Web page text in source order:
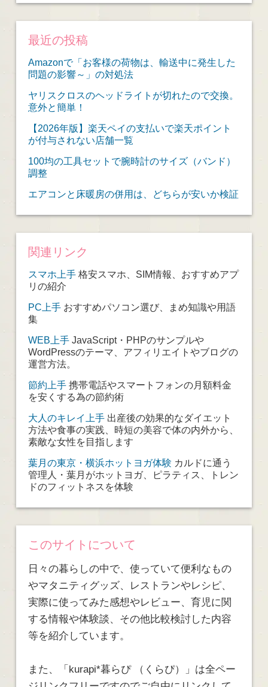
最近の投稿
Amazonで「お客様の荷物は、輸送中に発生した
問題の影響～」の対処法
ヤリスクロスのヘッドライトが切れたので交換。
意外と簡単！
【2026年版】楽天ペイの支払いで楽天ポイント
が付与されない店舗一覧
100均の工具セットで腕時計のサイズ（バンド）
調整
エアコンと床暖房の併用は、どちらが安いか検証
関連リンク
スマホ上手格安スマホ、SIM情報、おすすめアプ
リの紹介
PC上手おすすめパソコン選び、まめ知識や用語
集
WEB上手JavaScript・PHPのサンプルや
WordPressのテーマ、アフィリエイトやブログの
運営方法。
節約上手携帯電話やスマートフォンの月額料金
を安くする為の節約術
大人のキレイ上手出産後の効果的なダイエット
方法や食事の実践、時短の美容で体の内外から、
素敵な女性を目指します
葉月の東京・横浜ホットヨガ体験 カルドに通う
管理人・葉月がホットヨガ、ピラティス、トレン
ドのフィットネスを体験
このサイトについて
日々の暮らしの中で、使っていて便利なもの
やマタニティグッズ、レストランやレシピ、
実際に使ってみた感想やレビュー、育児に関
する情報や体験談、その他比較検討した内容
等を紹介しています。
また、「kurapi*暮らぴ （くらぴ）」は全ペー